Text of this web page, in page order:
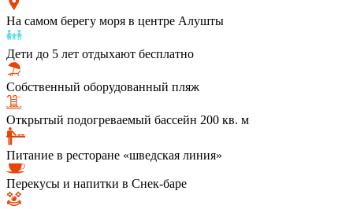
На самом берегу моря в центре Алушты
Дети до 5 лет отдыхают бесплатно
Собственный оборудованный пляж
Открытый подогреваемый бассейн 200 кв. м
Питание в ресторане «шведская линия»
Перекусы и напитки в Снек-баре